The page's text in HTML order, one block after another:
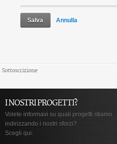
Salva Annulla
Sottoscrizione
I NOSTRI PROGETTI?
Volete informavi su quali progetti stiamo
indirizzando i nostri sforzi?
Scegli qui: